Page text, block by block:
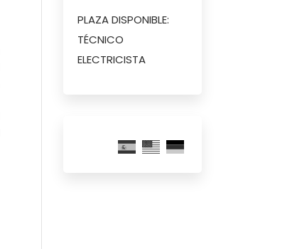
PLAZA DISPONIBLE:
TÉCNICO
ELECTRICISTA